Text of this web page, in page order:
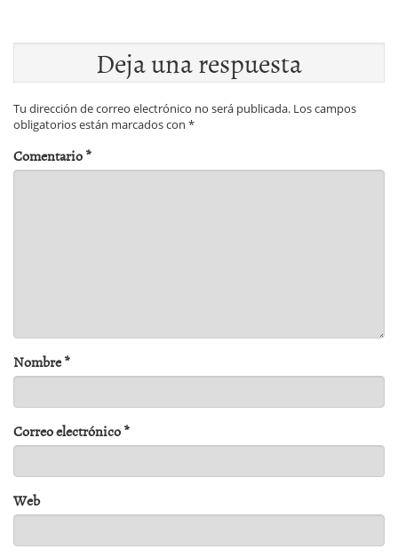
Deja una respuesta
Tu dirección de correo electrónico no será publicada. Los campos
obligatorios están marcados con *
Comentario*
Nombre*
Correo electrónico*
Web